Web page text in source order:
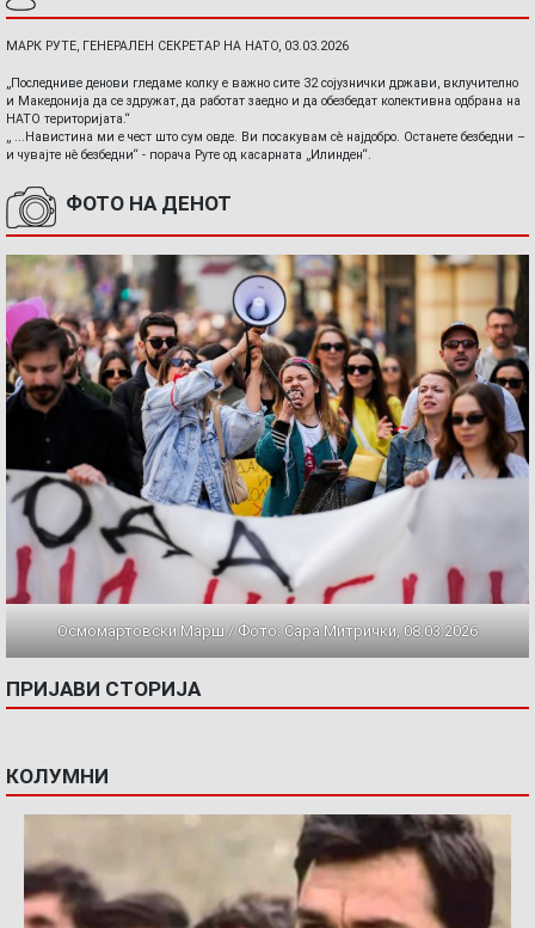
МАРК РУТЕ, ГЕНЕРАЛЕН СЕКРЕТАР НА НАТО, 03.03.2026
„Последниве денови гледаме колку е важно сите 32 сојузнички држави, вклучително
и Македонија да се здружат, да работат заедно и да обезбедат колективна одбрана на
НАТО територијата.“
„ ...Навистина ми е чест што сум овде. Ви посакувам сè најдобро. Останете безбедни –
и чувајте нè безбедни“ - порача Руте од касарната „Илинден“.
ФОТО НА ДЕНОТ
Осмомартовски Марш / Фото: Сара Митрички, 08.03.2026
ПРИЈАВИ СТОРИЈА
КОЛУМНИ